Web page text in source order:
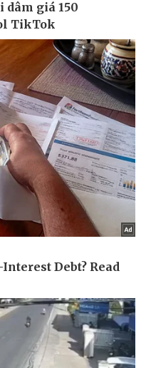
Ô tô - Xe máy
Xe máy